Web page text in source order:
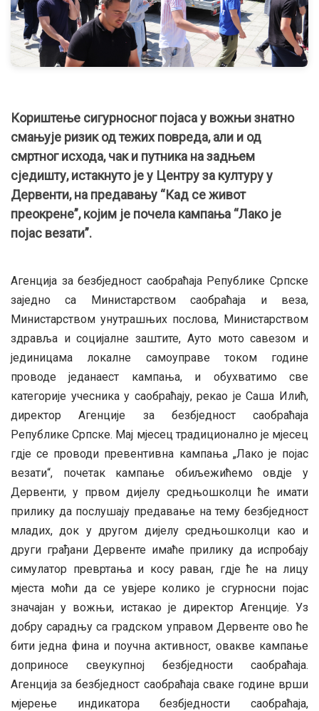
Кориштење сигурносног појаса у вожњи знатно
смањује ризик од тежих повреда, али и од
смртног исхода, чак и путника на задњем
сједишту, истакнуто је у Центру за културу у
Дервенти, на предавању “Кад се живот
преокрене”, којим је почела кампања “Лако је
појас везати”.
Агенција за безбједност саобраћаја Републике Српске
заједно са Министарством саобраћаја и веза,
Министарством унутрашњих послова, Министарством
здравља и социјалне заштите, Ауто мото савезом и
јединицама локалне самоуправе током године
проводе једанаест кампања, и обухватимо све
категорије учесника у саобраћају, рекао је Саша Илић,
директор Агенције за безбједност саобраћаја
Републике Српске. Мај мјесец традиционално је мјесец
гдје се проводи превентивна кампања „Лако је појас
везати“, почетак кампање обиљежићемо овдје у
Дервенти, у првом дијелу средњошколци ће имати
прилику да послушају предавање на тему безбједност
младих, док у другом дијелу средњошколци као и
други грађани Дервенте имаће прилику да испробају
симулатор превртања и косу раван, гдје ће на лицу
мјеста моћи да се увјере колико је сгурносни појас
значајан у вожњи, истакао је директор Агенције. Уз
добру сарадњу са градском управом Дервенте ово ће
бити једна фина и поучна активност, овакве кампање
доприносе свеукупној безбједности саобраћаја.
Агенција за безбједност саобраћаја сваке године врши
мјерење индикатора безбједности саобраћаја,